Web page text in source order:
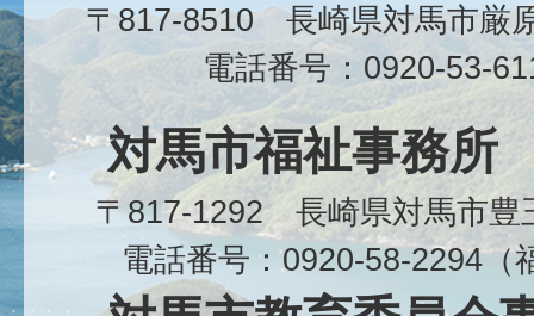
〒817-8510 長崎県対馬市
電話番号：0920-53-
対馬市福祉事務所
〒817-1292 長崎県対馬市
電話番号：0920-58-2294（